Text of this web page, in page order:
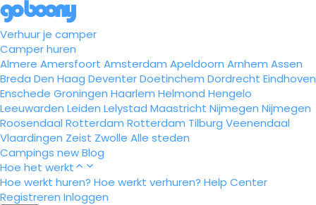
Verhuur je camper
Camper huren
Almere Amersfoort Amsterdam Apeldoorn Arnhem Assen
Breda Den Haag DeventerDoetinchem Dordrecht Eindhoven
Enschede Groningen Haarlem Helmond Hengelo
Leeuwarden Leiden Lelystad Maastricht Nijmegen Nijmegen
Roosendaal Rotterdam Rotterdam Tilburg Veenendaal
Vlaardingen Zeist Zwolle Alle steden
Campings newBlog
Hoe het werkt
Hoe werkt huren? Hoe werkt verhuren? Help Center
Registreren Inloggen